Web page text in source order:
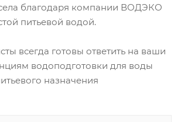
благодаря компании ВОДЭКО
питьевой водой.
всегда готовы ответить на ваши
водоподготовки для воды
назначения